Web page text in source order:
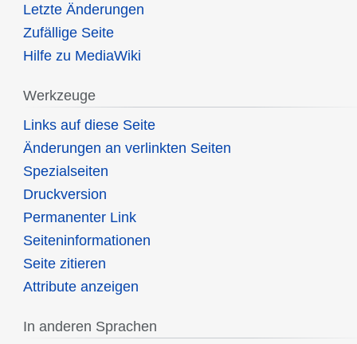
Letzte Änderungen
Zufällige Seite
Hilfe zu MediaWiki
Werkzeuge
Links auf diese Seite
Änderungen an verlinkten Seiten
Spezialseiten
Druckversion
Permanenter Link
Seiten­informationen
Seite zitieren
Attribute anzeigen
In anderen Sprachen